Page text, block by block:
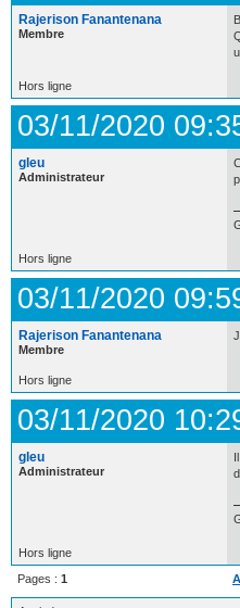
Rajerison Fanantenana
Membre
Hors ligne
03/11/2020
gleu
Administrateur
Hors ligne
03/11/2020
Rajerison Fanantenana
Membre
Hors ligne
03/11/2020
gleu
Administrateur
Hors ligne
Pages : 1